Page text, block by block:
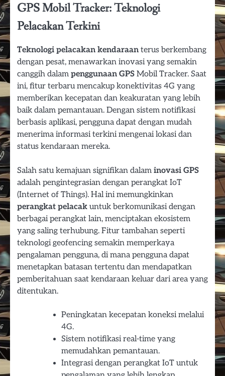
GPS Mobil Tracker: Teknologi
Pelacakan Terkini
Teknologi pelacakan kendaraan terus berkembang
dengan pesat, menawarkan inovasi yang semakin
canggih dalam penggunaan GPS Mobil Tracker. Saat
ini, fitur terbaru mencakup konektivitas 4G yang
memberikan kecepatan dan keakuratan yang lebih
baik dalam pemantauan. Dengan sistem notifikasi
berbasis aplikasi, pengguna dapat dengan mudah
menerima informasi terkini mengenai lokasi dan
status kendaraan mereka.
Salah satu kemajuan signifikan dalam inovasi GPS
adalah pengintegrasian dengan perangkat IoT
(Internet of Things). Hal ini memungkinkan
perangkat pelacak untuk berkomunikasi dengan
berbagai perangkat lain, menciptakan ekosistem
yang saling terhubung. Fitur tambahan seperti
teknologi geofencing semakin memperkaya
pengalaman pengguna, di mana pengguna dapat
menetapkan batasan tertentu dan mendapatkan
pemberitahuan saat kendaraan keluar dari area yang
ditentukan.
Peningkatan kecepatan koneksi melalui
4G.
Sistem notifikasi real-time yang
memudahkan pemantauan.
Integrasi dengan perangkat IoT untuk